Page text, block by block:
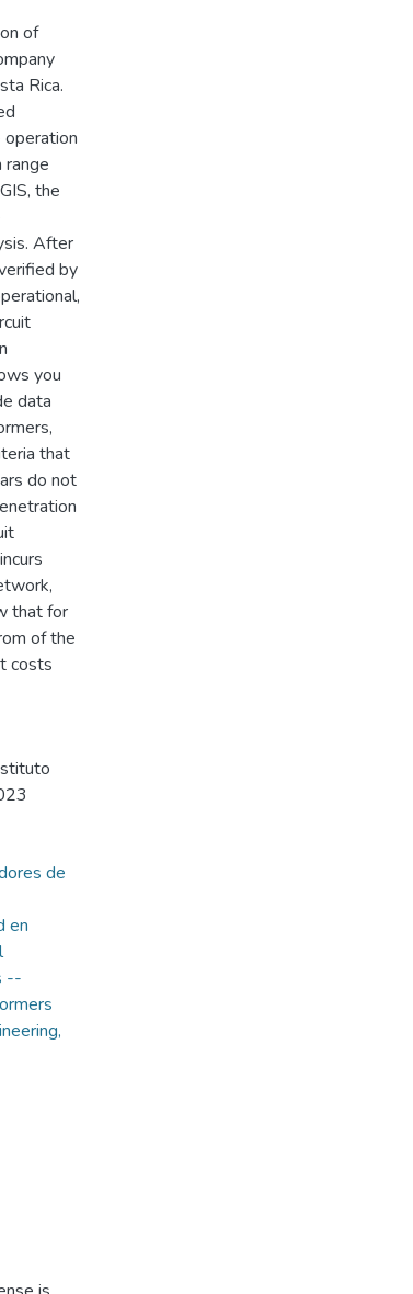
of
Rica.
operation
the
After
by
you
data
that
do not
that for
of the
costs
de
en
--